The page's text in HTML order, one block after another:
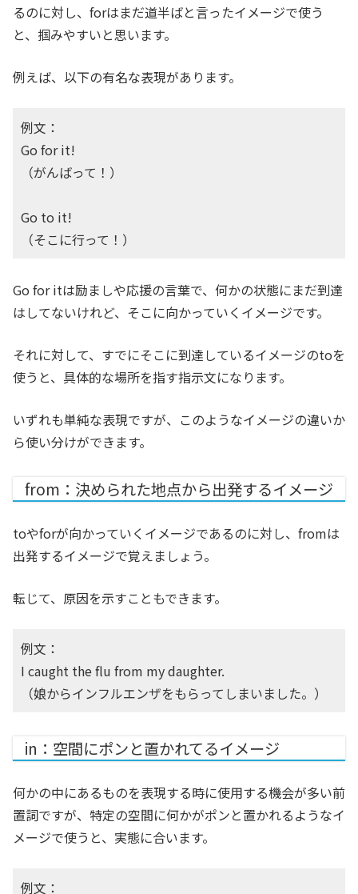
るのに対し、forはまだ道半ばと言ったイメージで使う
と、掴みやすいと思います。
例えば、以下の有名な表現があります。
例文：
Go for it!
（がんばって！）
Go to it!
（そこに行って！）
Go for itは励ましや応援の言葉で、何かの状態にまだ到達
はしてないけれど、そこに向かっていくイメージです。
それに対して、すでにそこに到達しているイメージのtoを
使うと、具体的な場所を指す指示文になります。
いずれも単純な表現ですが、このようなイメージの違いか
ら使い分けができます。
from：決められた地点から出発するイメージ
toやforが向かっていくイメージであるのに対し、fromは
出発するイメージで覚えましょう。
転じて、原因を示すこともできます。
例文：
I caught the flu from my daughter.
（娘からインフルエンザをもらってしまいました。）
in：空間にポンと置かれてるイメージ
何かの中にあるものを表現する時に使用する機会が多い前
置詞ですが、特定の空間に何かがポンと置かれるようなイ
メージで使うと、実態に合います。
例文：